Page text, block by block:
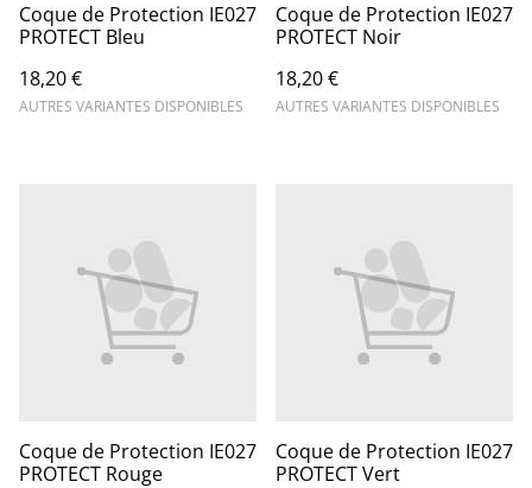
Coque de Protection IE027
PROTECT Bleu
18,20 €
AUTRES VARIANTES DISPONIBLES
Coque de Protection IE027
PROTECT Noir
18,20 €
AUTRES VARIANTES DISPONIBLES
Coque de Protection IE027
PROTECT Rouge
Coque de Protection IE027
PROTECT Vert